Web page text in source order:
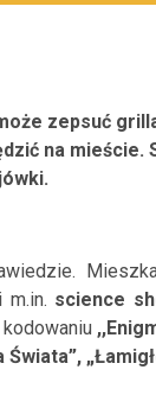
zepsuć
na
m.in. science
Świata”,